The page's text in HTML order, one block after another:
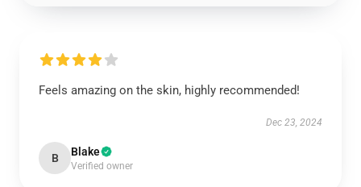
Feels amazing on the skin, highly recommended!
Dec 23, 2024
B Blake
Verified owner